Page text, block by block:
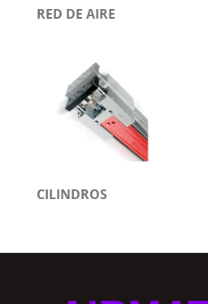
RED DE AIRE
CILINDROS